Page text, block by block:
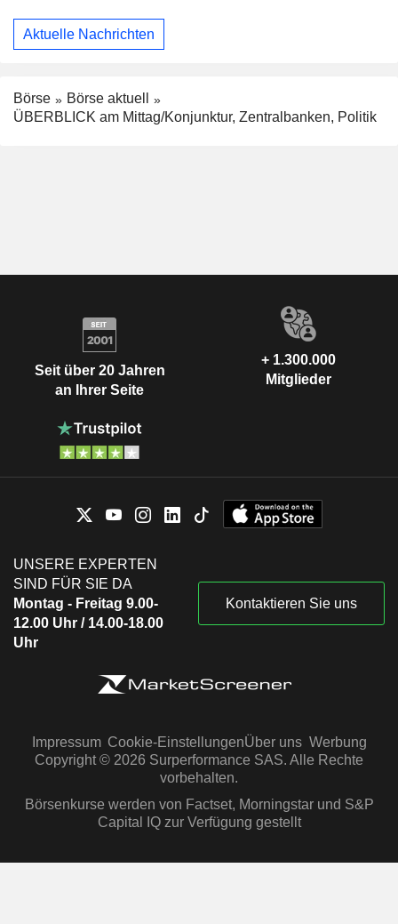
Aktuelle Nachrichten
Börse
Börse aktuell
ÜBERBLICK am Mittag/Konjunktur, Zentralbanken, Politik
Seit über 20 Jahren
an Ihrer Seite
+ 1.300.000
Mitglieder
UNSERE EXPERTEN
SIND FÜR SIE DA
Montag - Freitag 9.00-
12.00 Uhr / 14.00-18.00
Uhr
Kontaktieren Sie uns
Impressum Cookie-EinstellungenÜber uns Werbung
Copyright © 2026 Surperformance SAS. Alle Rechte
vorbehalten.
Börsenkurse werden von Factset, Morningstar und S&P
Capital IQ zur Verfügung gestellt